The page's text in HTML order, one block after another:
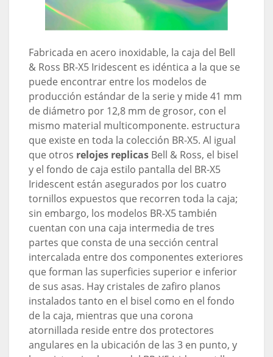
Fabricada en acero inoxidable, la caja del Bell
& Ross BR-X5 Iridescent es idéntica a la que se
puede encontrar entre los modelos de
producción estándar de la serie y mide 41 mm
de diámetro por 12,8 mm de grosor, con el
mismo material multicomponente. estructura
que existe en toda la colección BR-X5. Al igual
que otros relojes replicasBell & Ross, el bisel
y el fondo de caja estilo pantalla del BR-X5
Iridescent están asegurados por los cuatro
tornillos expuestos que recorren toda la caja;
sin embargo, los modelos BR-X5 también
cuentan con una caja intermedia de tres
partes que consta de una sección central
intercalada entre dos componentes exteriores
que forman las superficies superior e inferior
de sus asas. Hay cristales de zafiro planos
instalados tanto en el bisel como en el fondo
de la caja, mientras que una corona
atornillada reside entre dos protectores
angulares en la ubicación de las 3 en punto, y